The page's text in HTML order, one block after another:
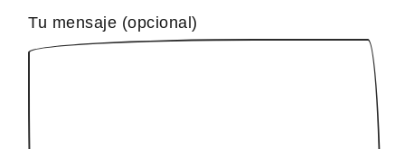
Tu mensaje (opcional)